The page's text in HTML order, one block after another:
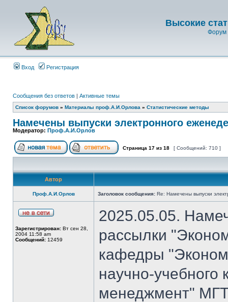
Высокие
Форум
Вход Регистрация
Сообщения без ответов | Активные темы
Список форумов » Материалы проф.А.И.Орлова » Статистические методы
Намечены выпуски электронного
Модератор: Проф.А.И.Орлов
Страница 17 из 18 [ Сообщений: 710 ]
Автор
Проф.А.И.Орлов Заголовок сообщения: Re: Намечены выпуски
Зарегистрирован: Вт сен 28,
2004 11:58 am
Сообщений: 12459
2025.05.05.
рассылки
кафедры
научно-
менеджмент"